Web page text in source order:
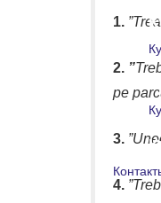
1.
2. ”
pe
3.
4.